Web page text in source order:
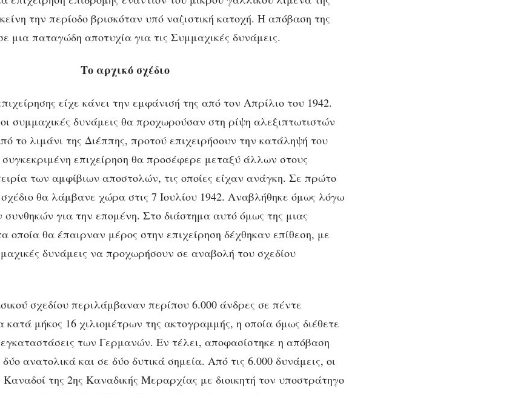
ΙΣΤΟΡΊΑ ΠΟΛΙΤΙΣΜΌΣ
απόβαση της
Διέππης
την περίοδο βρισκόταν υπό ναζιστική κατοχή. Η απόβαση της
μια παταγώδη αποτυχία για τις Συμμαχικές δυνάμεις.
Το αρχικό σχέδιο
είχε κάνει την εμφάνισή της από τον Απρίλιο του 1942.
συμμαχικές δυνάμεις θα προχωρούσαν στη ρίψη αλεξιπτωτιστών
το λιμάνι της Διέππης, προτού επιχειρήσουν την κατάληψή του
επιχείρηση θα προσέφερε μεταξύ άλλων στους
των αμφίβιων αποστολών, τις οποίες είχαν ανάγκη. Σε πρώτο
θα λάμβανε χώρα στις 7 Ιουλίου 1942. Αναβλήθηκε όμως λόγω
για την επομένη. Στο διάστημα αυτό όμως της μιας
οποία θα έπαιρναν μέρος στην επιχείρηση δέχθηκαν επίθεση, με
δυνάμεις να προχωρήσουν σε αναβολή του σχεδίου
σχεδίου περιλάμβαναν περίπου 6.000 άνδρες σε πέντε
κατά μήκος 16 χιλιομέτρων της ακτογραμμής, η οποία όμως διέθετε
εγκαταστάσεις των Γερμανών. Εν τέλει, αποφασίστηκε η απόβαση
ανατολικά και σε δύο δυτικά σημεία. Από τις 6.000 δυνάμεις, οι
της 2ης Καναδικής Μεραρχίας με διοικητή τον υποστράτηγο